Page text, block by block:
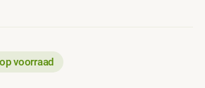
op voorraad